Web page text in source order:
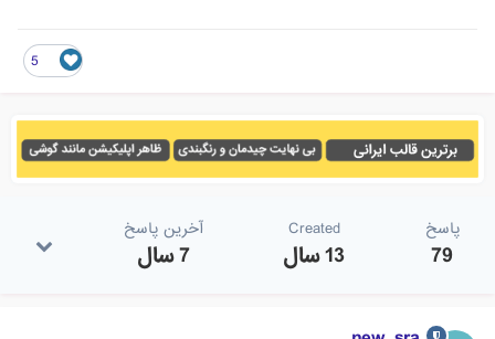
5
پاسخ
79
Created
13 سال
آخرین پاسخ
7 سال